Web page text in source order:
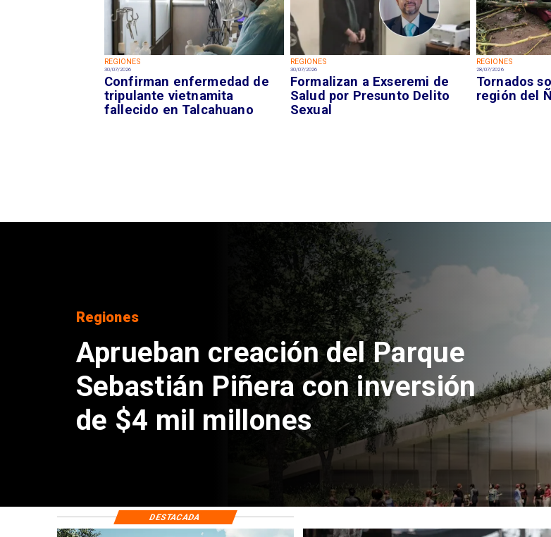
REGIONES
30/07/2026
Confirman enfermedad de
tripulante vietnamita
fallecido en Talcahuano
REGIONES
30/07/2026
Formalizan a Exseremi de
Salud por Presunto Delito
Sexual
REGIONES
28/07/2026
Tornados
región del
Regiones
Aprueban creación del Parque
Sebastián Piñera con inversión
de $4 mil millones
DESTACADA